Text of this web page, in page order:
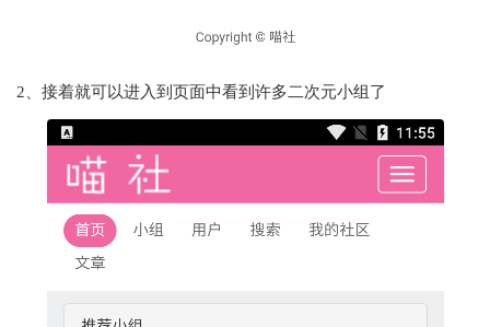
2、接着就可以进入到页面中看到许多二次元小组了